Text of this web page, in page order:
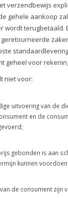
verzendbewijs
gehele aankoop
geheel voor
niet voor:
uitvoering van de
en de
gebonden is aan
kunnen voordoen
de consument